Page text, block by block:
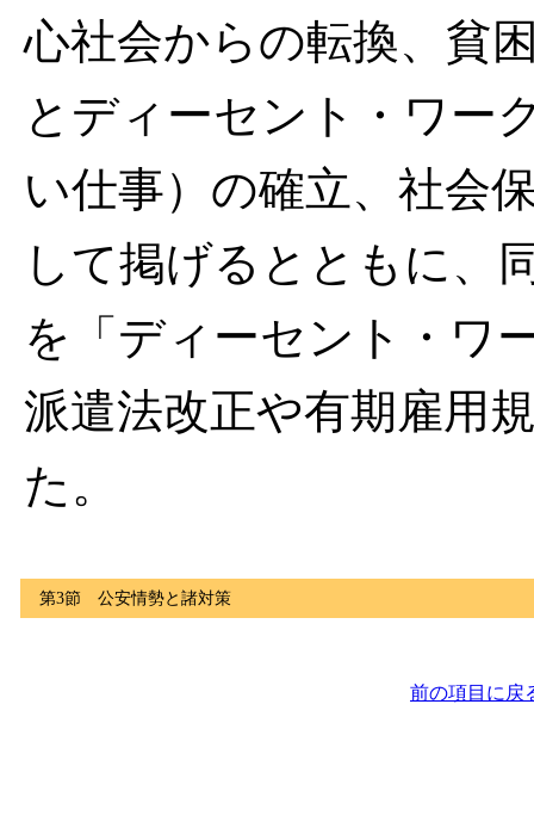
心社会からの転換、貧
とディーセント・ワー
い仕事）の確立、社会
して掲げるとともに、
を「ディーセント・ワ
派遣法改正や有期雇用
た。
第3節 公安情勢と諸対策
前の項目に戻